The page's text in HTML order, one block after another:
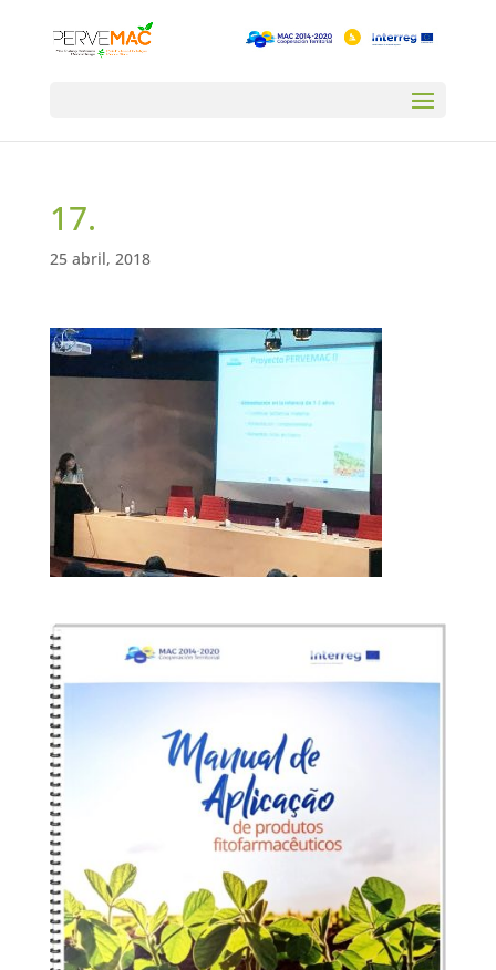
17.
25 abril, 2018